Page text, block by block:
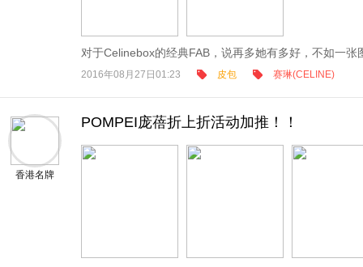
对于Celinebox的经典FAB，说再多她有多好，不如一张
2016年08月27日01:23 皮包 赛琳(CELINE)
香港名牌
POMPEI庞蓓折上折活动加推！！